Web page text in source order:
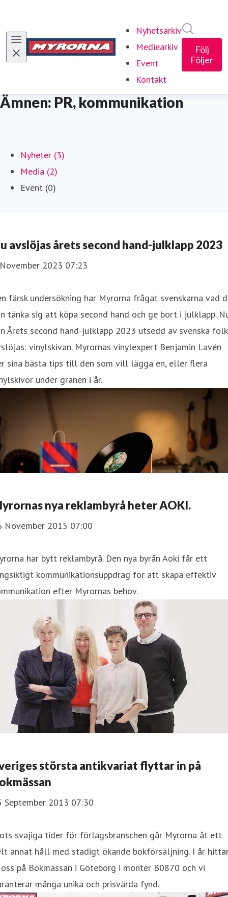
Nyhetsarkiv
Mediearkiv
Event
Kontakt
Följ
Följer
Ämnen: PR, kommunikation
Nyheter (3)
Media (2)
Event (0)
avslöjas årets second hand-julklapp 2023
2023 07:23
färsk undersökning har Myrorna frågat svenskarna vad
tänka sig att köpa second hand och ge bort i julklapp.
Årets second hand-julklapp 2023 utsedd av svenska
vinylskivan. Myrornas vinylexpert Benjamin Lavén
sina bästa tips till den som vill lägga en, eller flera
under granen i år.
nya reklambyrå heter AOKI.
November 2015 07:00
har bytt reklambyrå. Den nya byrån Aoki får ett
kommunikationsuppdrag för att skapa effektiv
efter Myrornas behov.
största antikvariat flyttar in på
September 2013 07:30
svajiga tider för förlagsbranschen går Myrorna åt ett
annat håll med stadigt ökande bokförsäljning. I år
på Bokmässan i Göteborg i monter B0870 och vi
många unika och prisvärda fynd.